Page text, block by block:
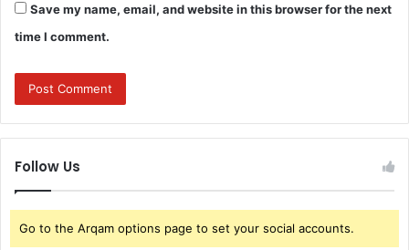
Save my name, email, and website in this browser for the next
time I comment.
Follow Us
Go to the Arqam options page to set your social accounts.